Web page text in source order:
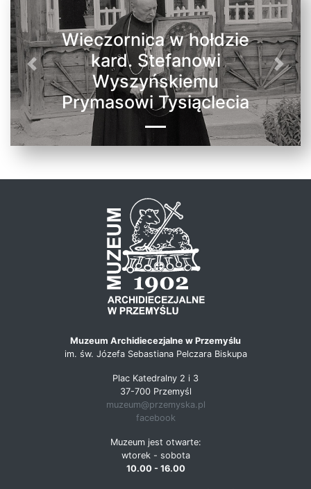
Wieczornica w hołdzie
kard. Stefanowi
Wyszyńskiemu
Prymasowi Tysiąclecia
Poprzednie
Muzeum Archidiecezjalne w Przemyślu
im. św. Józefa Sebastiana Pelczara Biskupa
Plac Katedralny 2 i 3
37-700 Przemyśl
muzeum@przemyska.pl
facebook
Muzeum jest otwarte:
wtorek - sobota
10.00 - 16.00